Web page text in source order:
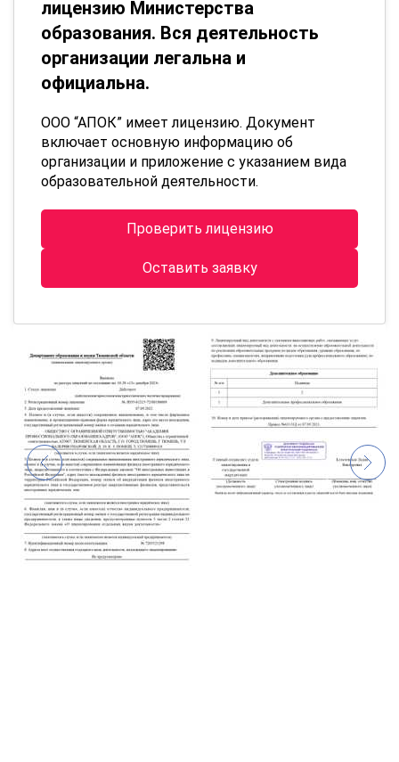
лицензию Министерства
образования. Вся деятельность
организации легальна и
официальна.
ООО “АПОК” имеет лицензию. Документ
включает основную информацию об
организации и приложение с указанием вида
образовательной деятельности.
Проверить лицензию
Оставить заявку